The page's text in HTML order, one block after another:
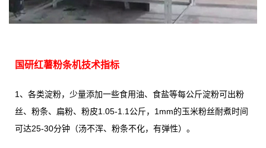
国研红薯粉条机技术指标
1、各类淀粉，少量添加一些食用油、食盐等每公斤淀粉可出粉
丝、粉条、扁粉、粉皮1.05-1.1公斤，1mm的玉米粉丝耐煮时间
可达25-30分钟（汤不浑、粉条不化，有弹性）。